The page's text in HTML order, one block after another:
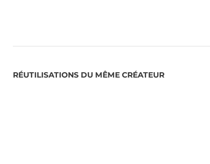
RÉUTILISATIONS DU MÊME CRÉATEUR